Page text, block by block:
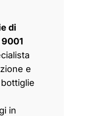
di
e
bottiglie
in